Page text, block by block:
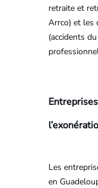
retraite et
Arrco) et les
(accidents
Les
en